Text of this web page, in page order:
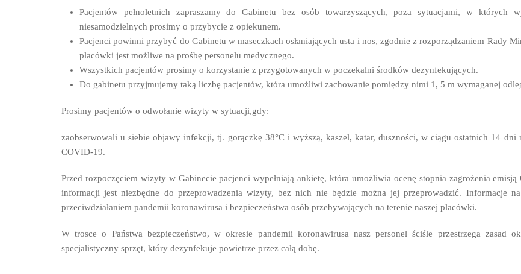
Pacjentów pełnoletnich zapraszamy do Gabinetu bez osób towarzyszących, poza sytuacjami, w których
niesamodzielnych prosimy o przybycie z opiekunem.
Pacjenci powinni przybyć do Gabinetu w maseczkach osłaniających usta i nos, zgodnie z rozporządzaniem Rady
placówki jest możliwe na prośbę personelu medycznego.
Wszystkich pacjentów prosimy o korzystanie z przygotowanych w poczekalni środków dezynfekujących.
Do gabinetu przyjmujemy taką liczbę pacjentów, która umożliwi zachowanie pomiędzy nimi 1, 5 m wymaganej
Prosimy pacjentów o odwołanie wizyty w sytuacji,gdy:
zaobserwowali u siebie objawy infekcji, tj. gorączkę 38°C i wyższą, kaszel, katar, duszności, w ciągu ostatnich 14
COVID-19.
Przed rozpoczęciem wizyty w Gabinecie pacjenci wypełniają ankietę, która umożliwia ocenę stopnia zagrożenia
informacji jest niezbędne do przeprowadzenia wizyty, bez nich nie będzie można jej przeprowadzić. Informacje
przeciwdziałaniem pandemii koronawirusa i bezpieczeństwa osób przebywających na terenie naszej placówki.
W trosce o Państwa bezpieczeństwo, w okresie pandemii koronawirusa nasz personel ściśle przestrzega zasad
specjalistyczny sprzęt, który dezynfekuje powietrze przez całą dobę.